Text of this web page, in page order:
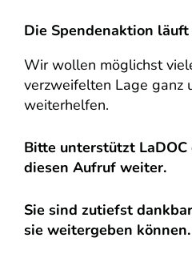
Die Spendenaktion
Wir wollen möglichst
verzweifelten Lage ganz
weiterhelfen.
Bitte unterstützt
diesen Aufruf weiter.
Sie sind zutiefst
sie weitergeben können.